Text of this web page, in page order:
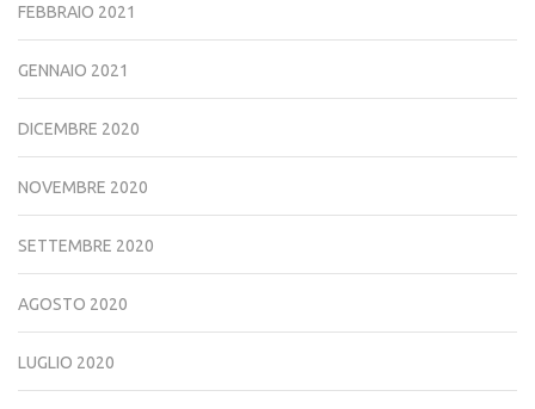
FEBBRAIO 2021
GENNAIO 2021
DICEMBRE 2020
NOVEMBRE 2020
SETTEMBRE 2020
AGOSTO 2020
LUGLIO 2020